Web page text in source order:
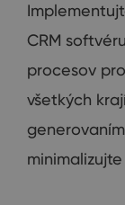
CRM
procesov
všetkých